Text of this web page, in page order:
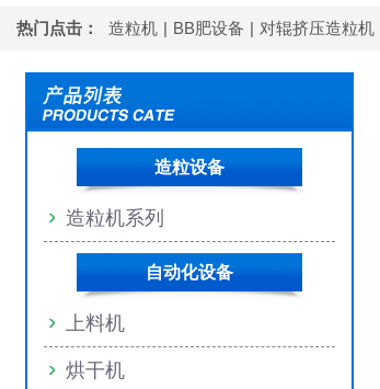
热门点击： 造粒机 | BB肥设备 | 对辊挤压造粒机
造粒设备
造粒机系列
自动化设备
上料机
烘干机